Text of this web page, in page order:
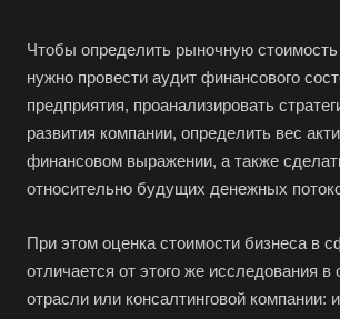
Чтобы определить рыночную стоимость
нужно провести аудит финансового
предприятия, проанализировать
развития компании, определить вес
финансовом выражении, а также
относительно будущих денежных
При этом оценка стоимости бизнеса в
отличается от этого же исследования в
отрасли или консалтинговой компании: